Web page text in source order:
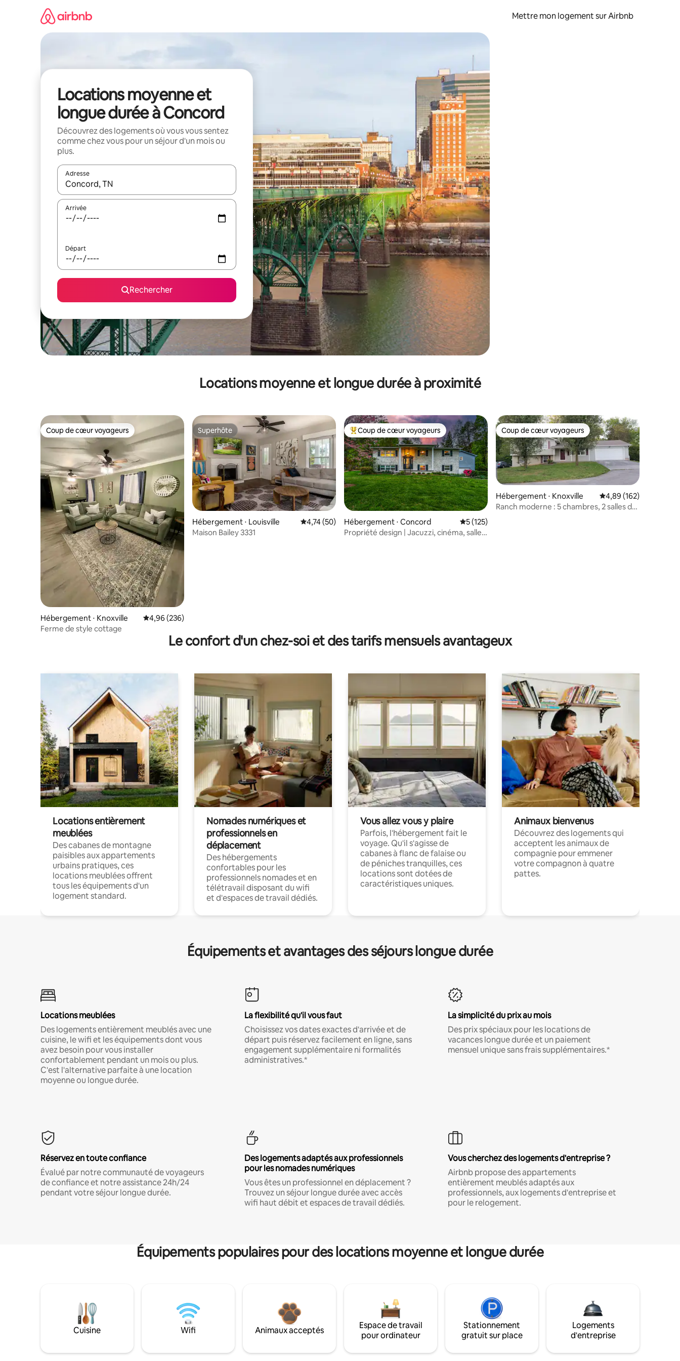
Mettre mon logement sur Airbnb
Locations moyenne et
longue durée à Concord
Découvrez des logements où vous vous sentez
comme chez vous pour un séjour d'un mois ou
plus.
Adresse
Lorsque les résultats s'affichent, utilisez les flèches vers le haut et vers le bas pour les parcourir ou en appuyant et en faisant glisser.
Arrivée
Départ
Rechercher
Locations moyenne et longue durée à proximité
Coup de cœur voyageurs
Coup de cœur voyageurs
Hébergement ⋅ Knoxville Évaluation moyenne sur la base de 236 commentaires : 4,96 sur 5
4,96 (236)
Ferme de style cottage
Superhôte
Superhôte
Hébergement ⋅ Louisville Évaluation moyenne sur la base de 50 commentaires : 4,74 sur 5
4,74 (50)
Maison Bailey 3331
Coups de cœur voyageurs les plus appréciés
Coup de cœur voyageurs
Hébergement ⋅ Concord Évaluation moyenne sur la base de 125 commentaires : 5 sur 5
5 (125)
Propriété design | Jacuzzi, cinéma, salle
Coup de cœur voyageurs
Coup de cœur voyageurs
Hébergement ⋅ Knoxville Évaluation moyenne
4,89 (162)
Ranch moderne : 5 chambres, 2 salles de
Le confort d'un chez-soi et des tarifs mensuels avantageux
Locations entièrement
meublées
Des cabanes de montagne
paisibles aux appartements
urbains pratiques, ces
locations meublées offrent
tous les équipements d'un
logement standard.
Nomades numériques et
professionnels en
déplacement
Des hébergements
confortables pour les
professionnels nomades et en
télétravail disposant du wifi
et d'espaces de travail dédiés.
Vous allez vous y plaire
Parfois, l'hébergement fait le
voyage. Qu'il s'agisse de
cabanes à flanc de falaise ou
de péniches tranquilles, ces
locations sont dotées de
caractéristiques uniques.
Animaux bienvenus
Découvrez des logements qui
acceptent les animaux de
compagnie pour emmener
votre compagnon à quatre
pattes.
Équipements et avantages des séjours longue durée
Locations meublées
Des logements entièrement meublés avec une
cuisine, le wifi et les équipements dont vous
avez besoin pour vous installer
confortablement pendant un mois ou plus.
C'est l'alternative parfaite à une location
moyenne ou longue durée.
La flexibilité qu'il vous faut
Choisissez vos dates exactes d'arrivée et de
départ puis réservez facilement en ligne, sans
engagement supplémentaire ni formalités
administratives.*
La simplicité du prix au mois
Des prix spéciaux pour les locations de
vacances longue durée et un paiement
mensuel unique sans frais supplémentaires.*
Réservez en toute confiance
Évalué par notre communauté de voyageurs
de confiance et notre assistance 24h/24
pendant votre séjour longue durée.
Des logements adaptés aux professionnels
pour les nomades numériques
Vous êtes un professionnel en déplacement ?
Trouvez un séjour longue durée avec accès
wifi haut débit et espaces de travail dédiés.
Vous cherchez des logements d'entreprise ?
Airbnb propose des appartements
entièrement meublés adaptés aux
professionnels, aux logements d'entreprise et
pour le relogement.
Équipements populaires pour des locations moyenne et longue durée
Cuisine Wifi Animaux acceptés
Espace de travail
pour ordinateur
Stationnement
gratuit sur place
Logements
d'entreprise